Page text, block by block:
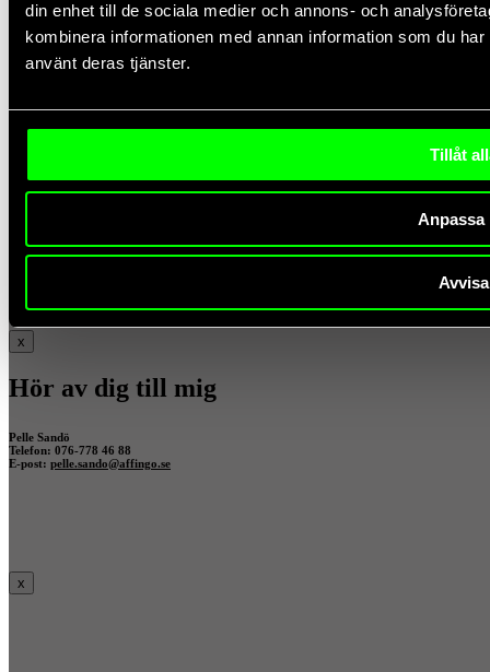
din enhet till de sociala medier och annons- och
kombinera informationen med annan information som du
använt deras tjänster.
Tillåt
Anpassa
Avvisa
Jonatan Larsson
x
Hör av dig till mig
Pelle Sandö
Telefon: 076-778 46 88
E-post: pelle.sando@affingo.se
x